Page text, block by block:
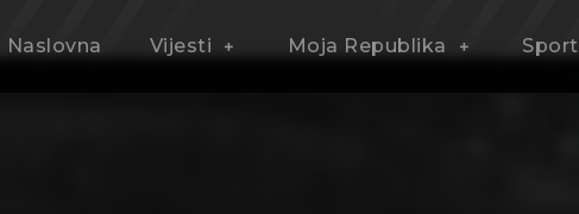
Naslovna Vijesti Moja Republika Sport